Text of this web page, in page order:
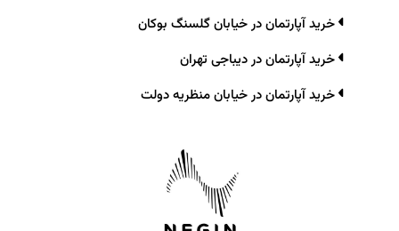
خرید آپارتمان در خیابان گلسنگ بوکان
خرید آپارتمان در دیباجی تهران
خرید آپارتمان در خیابان منظریه دولت